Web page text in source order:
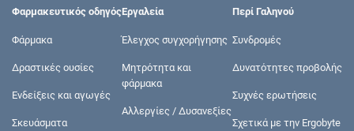
Φαρμακευτικός οδηγός
Φάρμακα
Δραστικές ουσίες
Ενδείξεις και αγωγές
Σκευάσματα
Εργαλεία
Έλεγχος συγχορήγησης
Μητρότητα και
φάρμακα
Αλλεργίες / Δυσανεξίες
Περί Γαληνού
Συνδρομές
Δυνατότητες προβολής
Συχνές ερωτήσεις
Σχετικά με την Ergobyte